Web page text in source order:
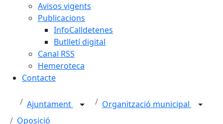
Avisos vigents
Publicacions
InfoCalldetenes
Butlletí digital
Canal RSS
Hemeroteca
Contacte
Ajuntament
Organització municipal
Oposició